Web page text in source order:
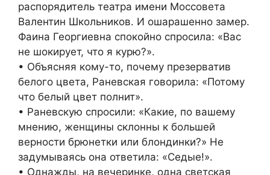
распорядитель театра имени Моссовета
Валентин Школьников. И ошарашенно замер.
Фаина Георгиевна спокойно спросила: «Вас
не шокирует, что я курю?».
• Объясняя кому-то, почему презерватив
белого цвета, Раневская говорила: «Потому
что белый цвет полнит».
• Раневскую спросили: «Какие, по вашему
мнению, женщины склонны к большей
верности брюнетки или блондинки?» Не
задумываясь она ответила: «Седые!».
• Однажды, на вечеринке, одна светская